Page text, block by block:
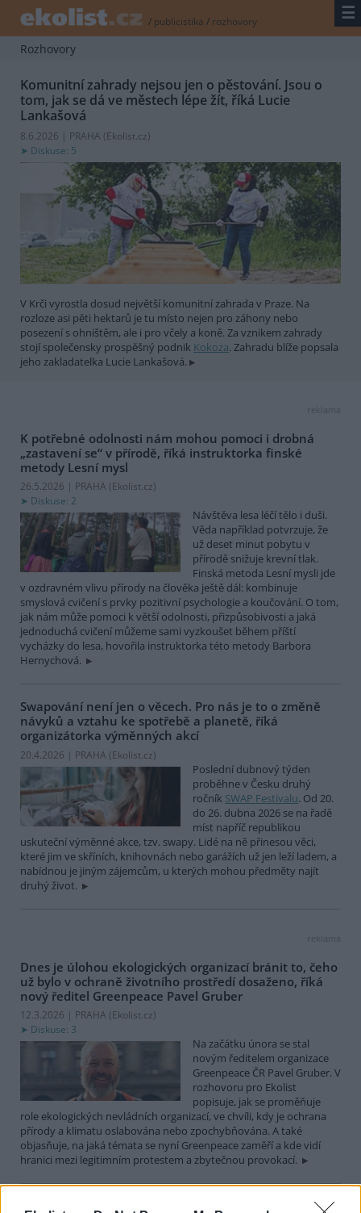
/ publicistika / rozhovory ☰
Rozhovory
Komunitní zahrady nejsou jen o pěstování. Jsou o
tom, jak se dá ve městech lépe žít, říká Lucie
Lankašová
8.6.2026 | PRAHA (Ekolist.cz)
Diskuse: 5
V Krči vyrostla dosud největší komunitní zahrada v Praze. Na
rozloze asi pěti hektarů je tu místo nejen pro záhony nebo
posezení s ohništěm, ale i pro včely a koně. Za vznikem zahrady
stojí společensky prospěšný podnik Kokoza. Zahradu blíže popsala
jeho zakladatelka Lucie Lankašová.
reklama
K potřebné odolnosti nám mohou pomoci i drobná
„zastavení se“ v přírodě, říká instruktorka finské
metody Lesní mysl
26.5.2026 | PRAHA (Ekolist.cz)
Diskuse: 2
Návštěva lesa léčí tělo i duši.
Věda například potvrzuje, že
už deset minut pobytu v
přírodě snižuje krevní tlak.
Finská metoda Lesní mysli jde
v ozdravném vlivu přírody na člověka ještě dál: kombinuje
smyslová cvičení s prvky pozitivní psychologie a koučování. O tom,
jak nám může pomoci k větší odolnosti, přizpůsobivosti a jaká
jednoduchá cvičení můžeme sami vyzkoušet během příští
vycházky do lesa, hovořila instruktorka této metody Barbora
Hernychová.
Swapování není jen o věcech. Pro nás je to o změně
návyků a vztahu ke spotřebě a planetě, říká
organizátorka výměnných akcí
20.4.2026 | PRAHA (Ekolist.cz)
Poslední dubnový týden
proběhne v Česku druhý
ročník SWAP Festivalu. Od 20.
do 26. dubna 2026 se na řadě
míst napříč republikou
uskuteční výměnné akce, tzv. swapy. Lidé na ně přinesou věci,
které jim ve skříních, knihovnách nebo garážích už jen leží ladem, a
nabídnou je jiným zájemcům, u kterých mohou předměty najít
druhý život.
reklama
Dnes je úlohou ekologických organizací bránit to, čeho
už bylo v ochraně životního prostředí dosaženo, říká
nový ředitel Greenpeace Pavel Gruber
12.3.2026 | PRAHA (Ekolist.cz)
Diskuse: 3
Na začátku února se stal
novým ředitelem organizace
Greenpeace ČR Pavel Gruber. V
rozhovoru pro Ekolist
popisuje, jak se proměňuje
role ekologických nevládních organizací, ve chvíli, kdy je ochrana
přírody a klimatu oslabována nebo zpochybňována. A také
objasňuje, na jaká témata se nyní Greenpeace zaměří a kde vidí
hranici mezi legitimním protestem a zbytečnou provokací.
Martin Nawrath: I v případě environmentálního žalu